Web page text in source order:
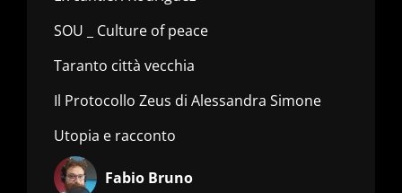
SOU _ Culture of peace
Taranto città vecchia
Il Protocollo Zeus di Alessandra Simone
Utopia e racconto
Fabio Bruno